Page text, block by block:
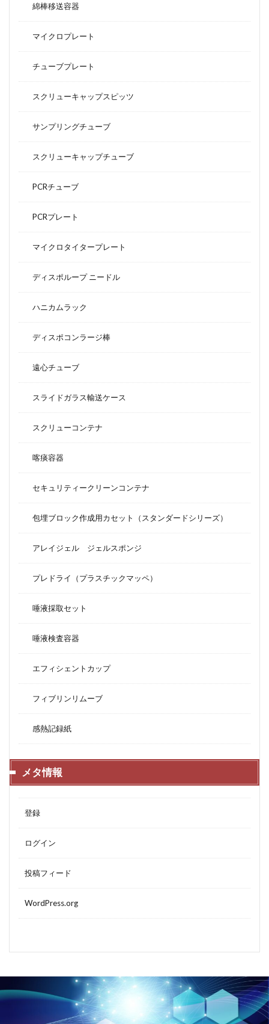
綿棒移送容器
マイクロプレート
チューブプレート
スクリューキャップスピッツ
サンプリングチューブ
スクリューキャップチューブ
PCRチューブ
PCRプレート
マイクロタイタープレート
ディスポループ ニードル
ハニカムラック
ディスポコンラージ棒
遠心チューブ
スライドガラス輸送ケース
スクリューコンテナ
喀痰容器
セキュリティークリーンコンテナ
包埋ブロック作成用カセット（スタンダードシリーズ）
アレイジェル ジェルスポンジ
プレドライ（プラスチックマッペ）
唾液採取セット
唾液検査容器
エフィシェントカップ
フィブリンリムーブ
感熱記録紙
メタ情報
登録
ログイン
投稿フィード
WordPress.org